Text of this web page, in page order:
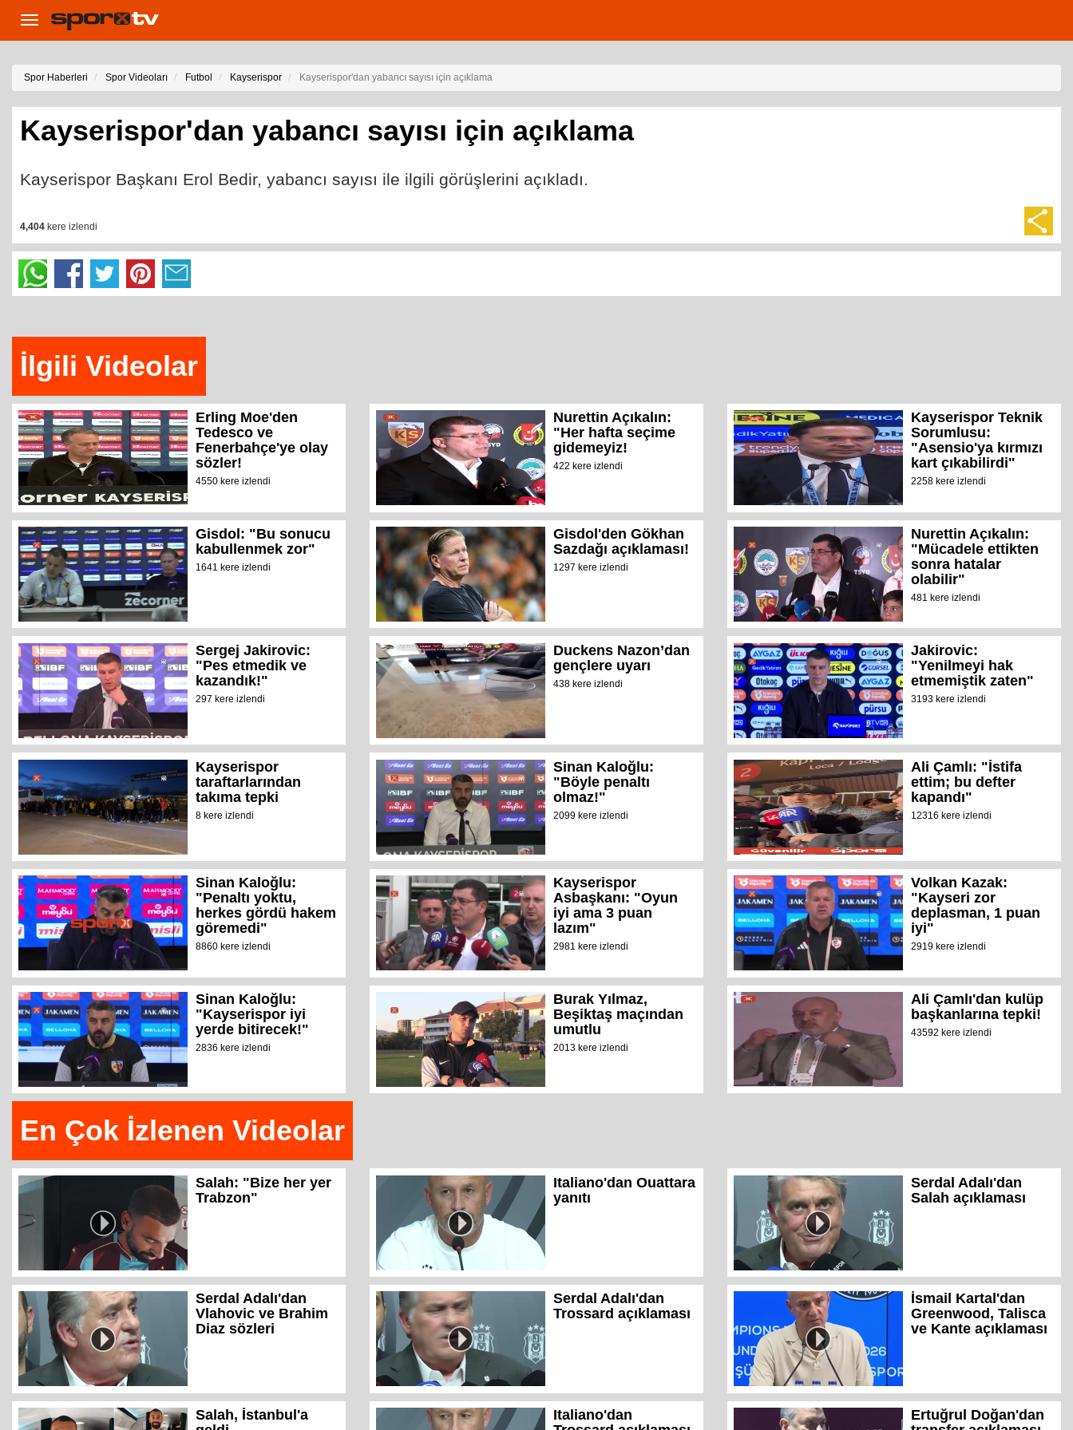
Toggle
navigation
Spor Haberleri Spor Videoları Futbol Kayserispor Kayserispor'dan yabancı sayısı için açıklama
Kayserispor'dan yabancı sayısı için açıklama
Kayserispor Başkanı Erol Bedir, yabancı sayısı ile ilgili görüşlerini açıkladı.
4,404 kere izlendi
İlgili Videolar
Erling Moe'den
Tedesco ve
Fenerbahçe'ye olay
sözler!
4550 kere izlendi
Nurettin Açıkalın:
"Her hafta seçime
gidemeyiz!
422 kere izlendi
Kayserispor Teknik
Sorumlusu:
"Asensio'ya kırmızı
kart çıkabilirdi"
2258 kere izlendi
Gisdol: "Bu sonucu
kabullenmek zor"
1641 kere izlendi
Gisdol'den Gökhan
Sazdağı açıklaması!
1297 kere izlendi
Nurettin Açıkalın:
"Mücadele ettikten
sonra hatalar
olabilir"
481 kere izlendi
Sergej Jakirovic:
"Pes etmedik ve
kazandık!"
297 kere izlendi
Duckens Nazon’dan
gençlere uyarı
438 kere izlendi
Jakirovic:
"Yenilmeyi hak
etmemiştik zaten"
3193 kere izlendi
Kayserispor
taraftarlarından
takıma tepki
8 kere izlendi
Sinan Kaloğlu:
"Böyle penaltı
olmaz!"
2099 kere izlendi
Ali Çamlı: "İstifa
ettim; bu defter
kapandı"
12316 kere izlendi
Sinan Kaloğlu:
"Penaltı yoktu,
herkes gördü hakem
göremedi"
8860 kere izlendi
Kayserispor
Asbaşkanı: "Oyun
iyi ama 3 puan
lazım"
2981 kere izlendi
Volkan Kazak:
"Kayseri zor
deplasman, 1 puan
iyi"
2919 kere izlendi
Sinan Kaloğlu:
"Kayserispor iyi
yerde bitirecek!"
2836 kere izlendi
Burak Yılmaz,
Beşiktaş maçından
umutlu
2013 kere izlendi
Ali Çamlı'dan kulüp
başkanlarına tepki!
43592 kere izlendi
En Çok İzlenen Videolar
Salah: "Bize her yer
Trabzon"
Italiano'dan Ouattara
yanıtı
Serdal Adalı'dan
Salah açıklaması
Serdal Adalı'dan
Vlahovic ve Brahim
Diaz sözleri
Serdal Adalı'dan
Trossard açıklaması
İsmail Kartal'dan
Greenwood, Talisca
ve Kante açıklaması
Salah, İstanbul'a
Italiano'dan
Ertuğrul Doğan'dan